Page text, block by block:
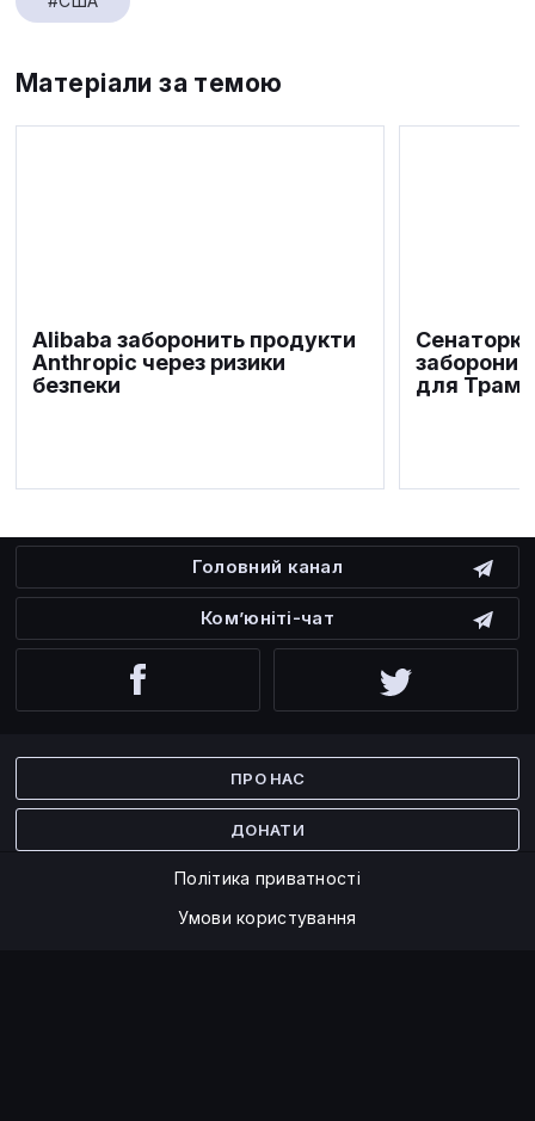
Матеріали за темою
Alibaba заборонить продукти
Anthropic через ризики
безпеки
для
Головний канал
Ком’юніті-чат
ПРО НАС
ДОНАТИ
Політика приватності
Умови користування